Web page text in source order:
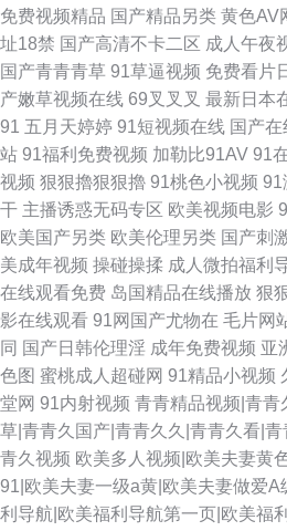
免费视频精品 国产精品另类 黄色AV
址18禁 国产高清不卡二区 成人午夜
国产青青青草 91草逼视频 免费看片
产嫩草视频在线 69叉叉叉 最新日本
91 五月天婷婷 91短视频在线 国产
站 91福利免费视频 加勒比91AV 91
视频 狠狠擼狠狠擼 91桃色小视频 91
干 主播诱惑无码专区 欧美视频电影
欧美国产另类 欧美伦理另类 国产刺
美成年视频 操碰操揉 成人微拍福利
在线观看免费 岛国精品在线播放 狠
影在线观看 91网国产尤物在 毛片网
同 国产日韩伦理淫 成年免费视频 亚
色图 蜜桃成人超碰网 91精品小视频
堂网 91内射视频 青青精品视频|青青
草|青青久国产|青青久久|青青久看|
青久视频 欧美多人视频|欧美夫妻黄
91|欧美夫妻一级a黄|欧美夫妻做爱
利导航|欧美福利导航第一页|欧美福